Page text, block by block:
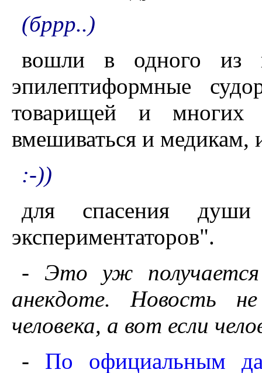
(бррр..)
вошли в одного из
эпилептиформные
товарищей и многих
вмешиваться и медикам,
:-))
для спасения
экспериментаторов".
- Это уж
анекдоте. Новость
человека, а вот если
- По официальным